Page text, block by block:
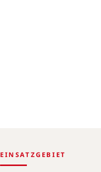
EINSATZGEBIET